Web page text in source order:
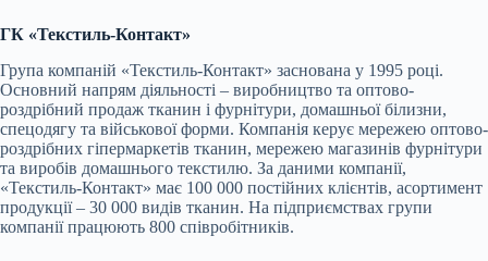
ГК «Текстиль-Контакт»
Група компаній «Текстиль-Контакт» заснована у 1995 році.
Основний напрям діяльності – виробництво та оптово-
роздрібний продаж тканин і фурнітури, домашньої білизни,
спецодягу та військової форми. Компанія керує мережею оптово-
роздрібних гіпермаркетів тканин, мережею магазинів фурнітури
та виробів домашнього текстилю. За даними компанії,
«Текстиль-Контакт» має 100 000 постійних клієнтів, асортимент
продукції – 30 000 видів тканин. На підприємствах групи
компанії працюють 800 співробітників.